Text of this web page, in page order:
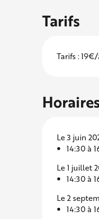
Tarifs
Tarifs :
Le 3 juin
14:30 à
Le 1 juillet
14:30 à
Le 2
14:30 à